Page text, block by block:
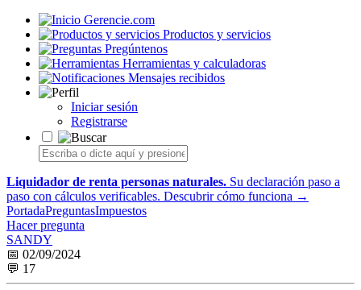
Gerencie.com
Productos y servicios
Pregúntenos
Herramientas y calculadoras
Mensajes recibidos
Iniciar sesión
Registrarse
Liquidador de renta personas naturales. Su declaración paso a
paso con cálculos verificables. Descubrir cómo funciona →
PortadaPreguntasImpuestos
Hacer pregunta
SANDY
📅 02/09/2024
💬 17